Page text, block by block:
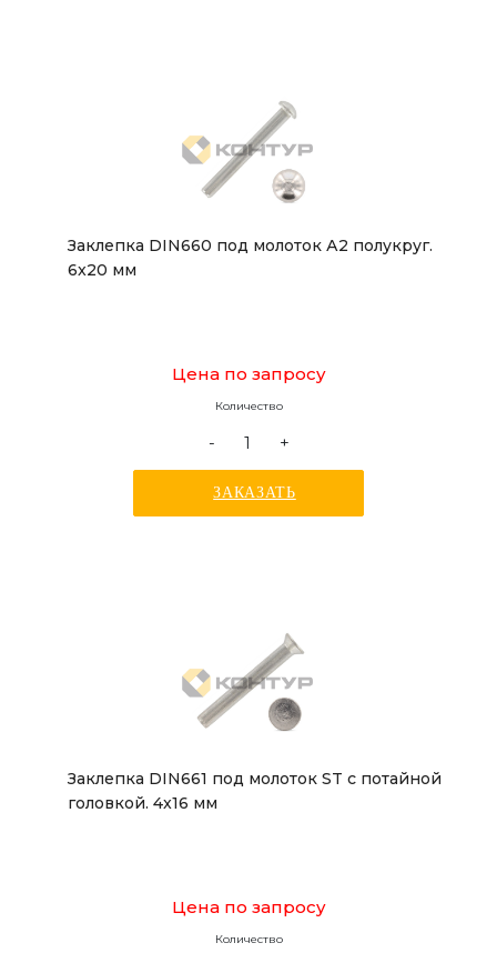
Заклепка DIN660 под молоток А2 полукруг.
6x20 мм
Цена по запросу
Количество
- +
ЗАКАЗАТЬ
Заклепка DIN661 под молоток ST с потайной
головкой. 4x16 мм
Цена по запросу
Количество